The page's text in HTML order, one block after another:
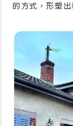
的方式，形塑